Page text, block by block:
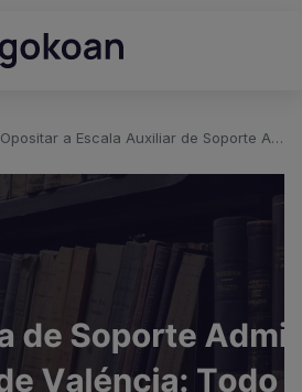
Opositar a Escala Auxiliar de Soporte Administrativo Universitat de Valéncia